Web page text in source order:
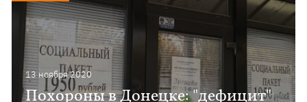
13 ноября 2020
Похороны в Донецке: "дефицит"